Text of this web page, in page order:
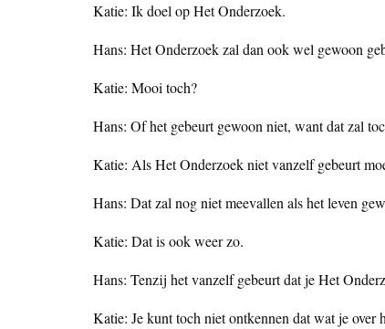
Katie: Ik doel op Het Onderzoek.
Hans: Het Onderzoek zal dan ook wel gewoon
Katie: Mooi toch?
Hans: Of het gebeurt gewoon niet, want dat zal
Katie: Als Het Onderzoek niet vanzelf gebeurt
Hans: Dat zal nog niet meevallen als het leven
Katie: Dat is ook weer zo.
Hans: Tenzij het vanzelf gebeurt dat je Het
Katie: Je kunt toch niet ontkennen dat wat je over